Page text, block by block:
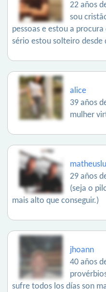
22 años
sou
pessoas e estou a
sério estou solteiro desde
alice
39 años
mulher
29 años
(seja o
mais alto que conseguir.)
jhoann
40 años
sufre todos los días son